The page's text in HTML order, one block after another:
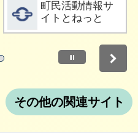
詳細をみる
町民活動情報サ
イトとねっと
停止
その他の関連サイト